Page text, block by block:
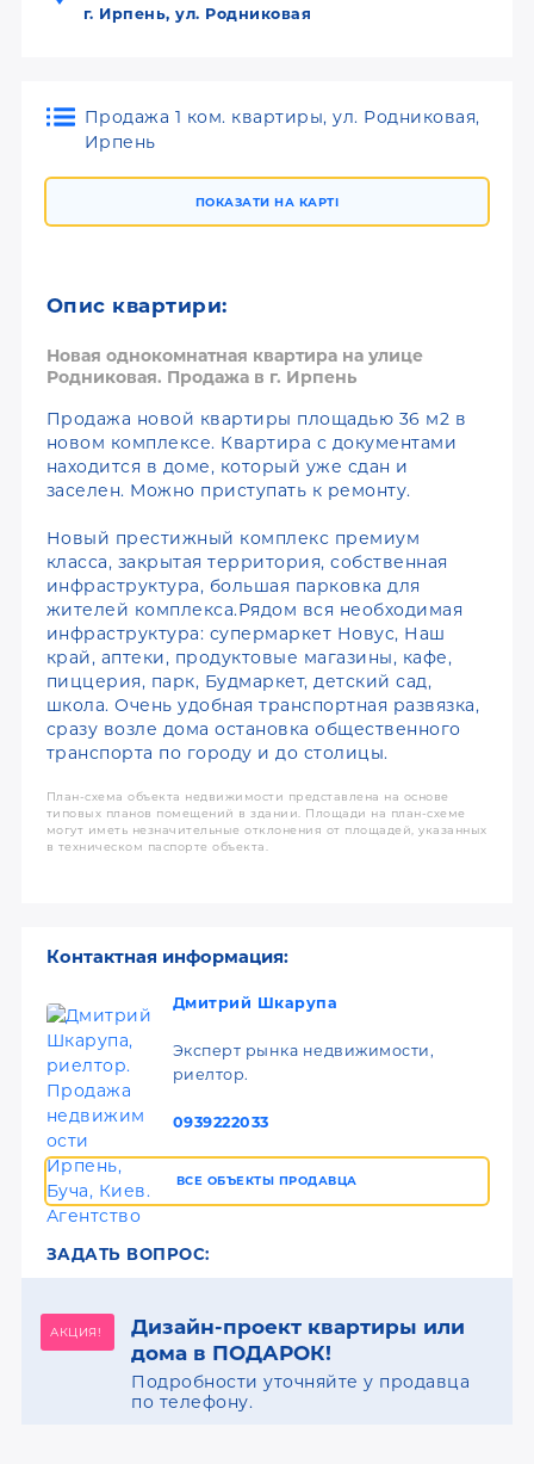
г. Ирпень, ул. Родниковая
Продажа 1 ком. квартиры, ул. Родниковая,
Ирпень
ПОКАЗАТИ НА КАРТІ
Опис квартири:
Новая однокомнатная квартира на улице
Родниковая. Продажа в г. Ирпень
Продажа новой квартиры площадью 36 м2 в
новом комплексе. Квартира с документами
находится в доме, который уже сдан и
заселен. Можно приступать к ремонту.
Новый престижный комплекс премиум
класса, закрытая территория, собственная
инфраструктура, большая парковка для
жителей комплекса.Рядом вся необходимая
инфраструктура: супермаркет Новус, Наш
край, аптеки, продуктовые магазины, кафе,
пиццерия, парк, Будмаркет, детский сад,
школа. Очень удобная транспортная развязка,
сразу возле дома остановка общественного
транспорта по городу и до столицы.
План-схема объекта недвижимости представлена на основе
типовых планов помещений в здании. Площади на план-схеме
могут иметь незначительные отклонения от площадей, указанных
в техническом паспорте объекта.
Контактная информация:
Дмитрий Шкарупа
Эксперт рынка недвижимости,
риелтор.
0939222033
ВСЕ ОБЪЕКТЫ ПРОДАВЦА
ЗАДАТЬ ВОПРОС:
АКЦИЯ!
Дизайн-проект квартиры или
дома в ПОДАРОК!
Подробности уточняйте у продавца
по телефону.